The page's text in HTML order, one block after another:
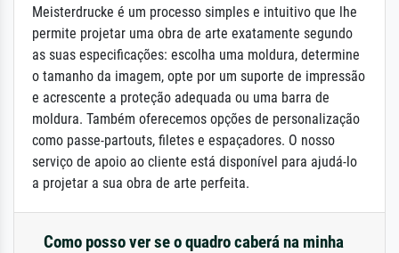
Meisterdrucke é um processo simples e intuitivo que lhe
permite projetar uma obra de arte exatamente segundo
as suas especificações: escolha uma moldura, determine
o tamanho da imagem, opte por um suporte de impressão
e acrescente a proteção adequada ou uma barra de
moldura. Também oferecemos opções de personalização
como passe-partouts, filetes e espaçadores. O nosso
serviço de apoio ao cliente está disponível para ajudá-lo
a projetar a sua obra de arte perfeita.
Como posso ver se o quadro caberá na minha